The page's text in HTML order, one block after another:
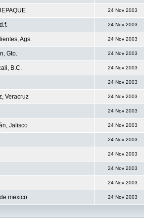
24 Nov 2003
d.f. 24 Nov 2003
Ags. 24 Nov 2003
Gto. 24 Nov 2003
B.C. 24 Nov 2003
24 Nov 2003
Veracruz 24 Nov 2003
24 Nov 2003
Jalisco 24 Nov 2003
24 Nov 2003
24 Nov 2003
24 Nov 2003
24 Nov 2003
mexico 24 Nov 2003